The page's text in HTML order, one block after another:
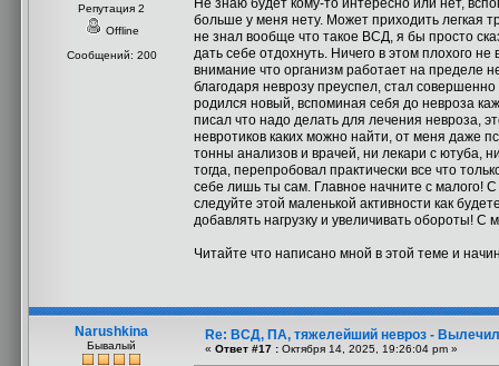
Репутация 2
Offline
Сообщений: 200
Не знаю будет кому-то интересно или нет,
больше у меня нету. Может приходить легкая
не знал вообще что такое ВСД, я бы просто
дать себе отдохнуть. Ничего в этом плохого
внимание что организм работает на пределе
благодаря неврозу преуспел, стал
родился новый, вспоминая себя до невроза
писал что надо делать для лечения невроза,
невротиков каких можно найти, от меня даже
тонны анализов и врачей, ни лекари с ютуба,
тогда, перепробовал практически все что
себе лишь ты сам. Главное начните с малого!
следуйте этой маленькой активности как
добавлять нагрузку и увеличивать обороты! С
Читайте что написано мной в этой теме и
Narushkina
Бывалый
Re: ВСД, ПА, тяжелейший невроз -
« Ответ #17 : Октября 14, 2025, 19:26:04 pm »